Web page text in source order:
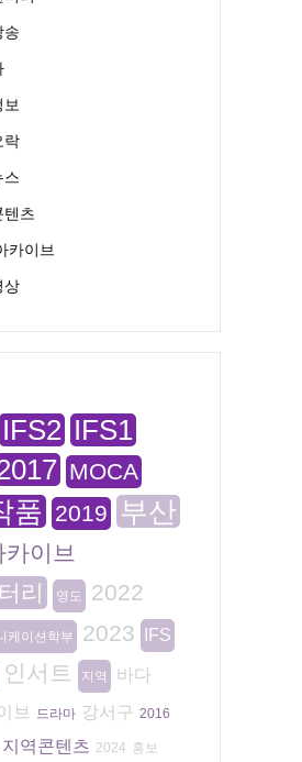
송
락
스
텐츠
카이브
상
IFS2 IFS1
MOCA
품 2019 부산
카이브
리
영도 2022
케이션학부 2023 IFS
인서트 지역
바다
브
드라마 강서구 2016
지역콘텐츠 2024 홍보